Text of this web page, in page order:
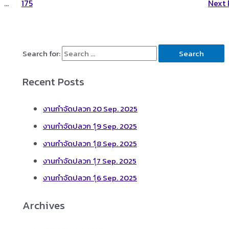
… 175 Next
Search for:
Recent Posts
งานกำจัดปลวก 20 Sep. 2025
งานกำจัดปลวก 1ุ9 Sep. 2025
งานกำจัดปลวก 1ุ8 Sep. 2025
งานกำจัดปลวก 1ุ7 Sep. 2025
งานกำจัดปลวก 1ุ6 Sep. 2025
Archives